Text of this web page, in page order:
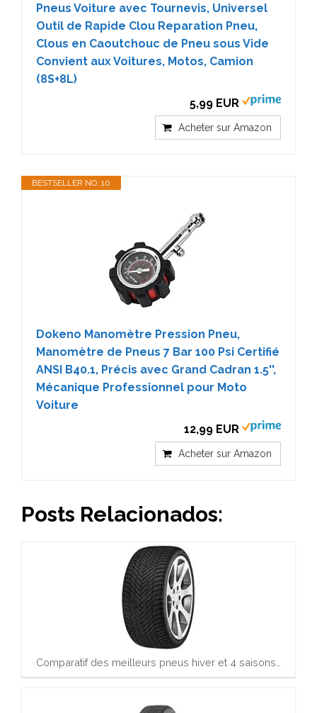
Pneus Voiture avec Tournevis, Universel
Outil de Rapide Clou Reparation Pneu,
Clous en Caoutchouc de Pneu sous Vide
Convient aux Voitures, Motos, Camion
(8S+8L)
5,99 EUR
Acheter sur Amazon
BESTSELLER NO. 10
Dokeno Manomètre Pression Pneu,
Manomètre de Pneus 7 Bar 100 Psi Certifié
ANSI B40.1, Précis avec Grand Cadran 1.5'',
Mécanique Professionnel pour Moto
Voiture
12,99 EUR
Acheter sur Amazon
Posts Relacionados:
Comparatif des meilleurs pneus hiver et 4 saisons…